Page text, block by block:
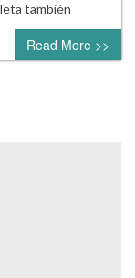
también
Read More >>